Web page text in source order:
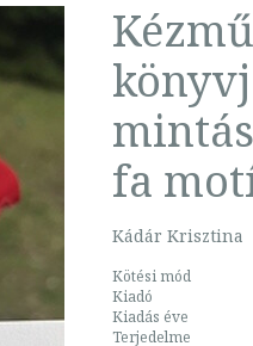
fa
Kádár Krisztina
Kötési mód
Kiadó
Kiadás éve
Terjedelme